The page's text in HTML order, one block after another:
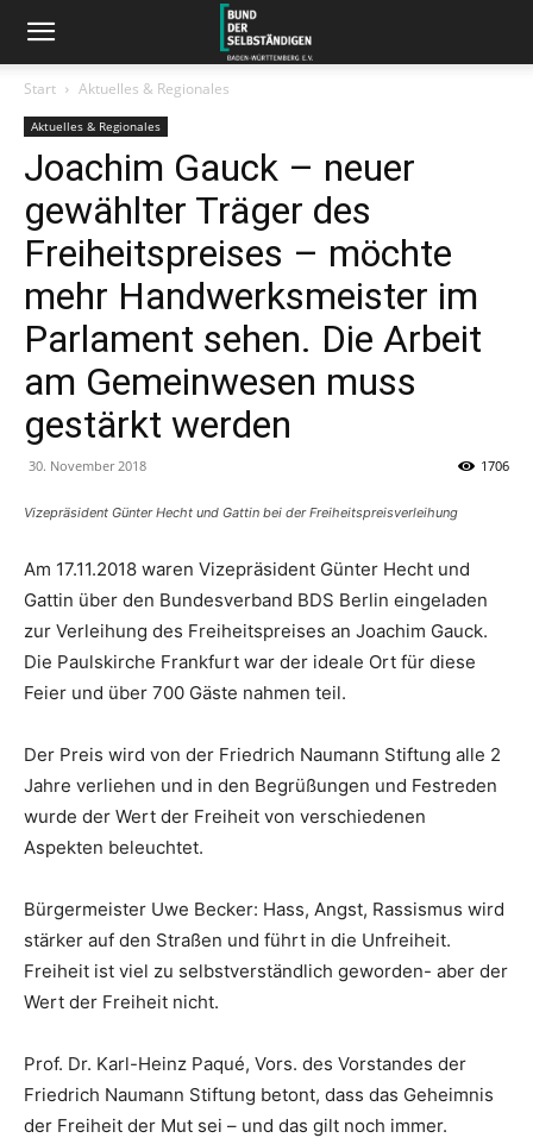
Start Aktuelles & Regionales
Aktuelles & Regionales
Joachim Gauck – neuer
gewählter Träger des
Freiheitspreises – möchte
mehr Handwerksmeister im
Parlament sehen. Die Arbeit
am Gemeinwesen muss
gestärkt werden
30. November 2018 1706
Vizepräsident Günter Hecht und Gattin bei der Freiheitspreisverleihung
Am 17.11.2018 waren Vizepräsident Günter Hecht und
Gattin über den Bundesverband BDS Berlin eingeladen
zur Verleihung des Freiheitspreises an Joachim Gauck.
Die Paulskirche Frankfurt war der ideale Ort für diese
Feier und über 700 Gäste nahmen teil.
Der Preis wird von der Friedrich Naumann Stiftung alle 2
Jahre verliehen und in den Begrüßungen und Festreden
wurde der Wert der Freiheit von verschiedenen
Aspekten beleuchtet.
Bürgermeister Uwe Becker: Hass, Angst, Rassismus wird
stärker auf den Straßen und führt in die Unfreiheit.
Freiheit ist viel zu selbstverständlich geworden- aber der
Wert der Freiheit nicht.
Prof. Dr. Karl-Heinz Paqué, Vors. des Vorstandes der
Friedrich Naumann Stiftung betont, dass das Geheimnis
der Freiheit der Mut sei – und das gilt noch immer.